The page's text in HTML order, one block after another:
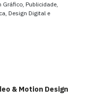
Gráfico, Publicidade,
Design Digital e
& Motion Design